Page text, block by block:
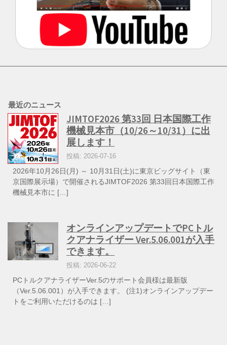
最近のニュース
JIMTOF2026 第33回 日本国際工作
機械見本市（10/26～10/31）に出
展します！
投稿: 2026-07-16
2026年10月26日(月) ～ 10月31日(土)に東京ビッグサイト（東
京国際展示場）で開催されるJIMTOF2026 第33回日本国際工作
機械見本市に […]
オンラインアップデートでPCトル
クアナライザー Ver.5.06.001が入手
できます。
投稿: 2026-06-22
PCトルクアナライザーVer.5のサポート会員様は最新版
（Ver.5.06.001）が入手できます。 (注1)オンラインアップデー
トをご利用いただけるのは […]